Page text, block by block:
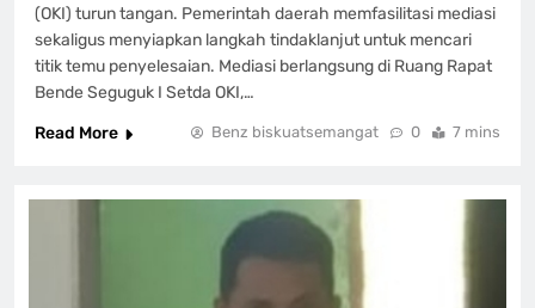
(OKI) turun tangan. Pemerintah daerah memfasilitasi mediasi
sekaligus menyiapkan langkah tindaklanjut untuk mencari
titik temu penyelesaian. Mediasi berlangsung di Ruang Rapat
Bende Seguguk I Setda OKI,…
Read More
Benz biskuatsemangat 0 7 mins